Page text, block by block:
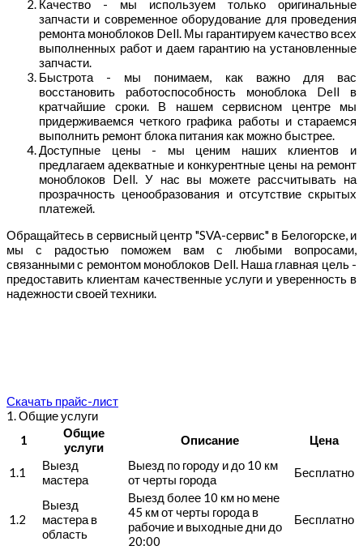
Качество - мы используем только оригинальные
запчасти и современное оборудование для проведения
ремонта моноблоков Dell. Мы гарантируем качество всех
выполненных работ и даем гарантию на установленные
запчасти.
Быстрота - мы понимаем, как важно для вас
восстановить работоспособность моноблока Dell в
кратчайшие сроки. В нашем сервисном центре мы
придерживаемся четкого графика работы и стараемся
выполнить ремонт блока питания как можно быстрее.
Доступные цены - мы ценим наших клиентов и
предлагаем адекватные и конкурентные цены на ремонт
моноблоков Dell. У нас вы можете рассчитывать на
прозрачность ценообразования и отсутствие скрытых
платежей.
Обращайтесь в сервисный центр "SVA-сервис" в Белогорске, и
мы с радостью поможем вам с любыми вопросами,
связанными с ремонтом моноблоков Dell. Наша главная цель -
предоставить клиентам качественные услуги и уверенность в
надежности своей техники.
Скачать прайс-лист
1. Общие услуги
1
Общие
услуги
Описание Цена
1.1
Выезд
мастера
Выезд по городу и до 10 км
от черты города
Бесплатно
1.2
Выезд
мастера в
область
Выезд более 10 км но мене
45 км от черты города в
рабочие и выходные дни до
20:00
Бесплатно